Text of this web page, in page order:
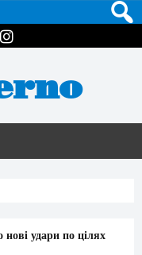
удари по цілях